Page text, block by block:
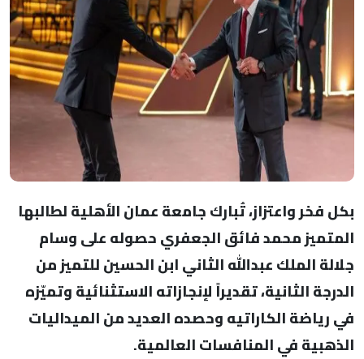
بكل فخر واعتزاز، تُبارك جامعة عمان الأهلية لطالبها
المتميز محمد فائق الجعفري حصوله على وسام
جلالة الملك عبدالله الثاني ابن الحسين للتميز من
الدرجة الثانية، تقديراً لإنجازاته الاستثنائية وتميّزه
في رياضة الكاراتيه وحصده العديد من الميداليات
الذهبية في المنافسات العالمية.